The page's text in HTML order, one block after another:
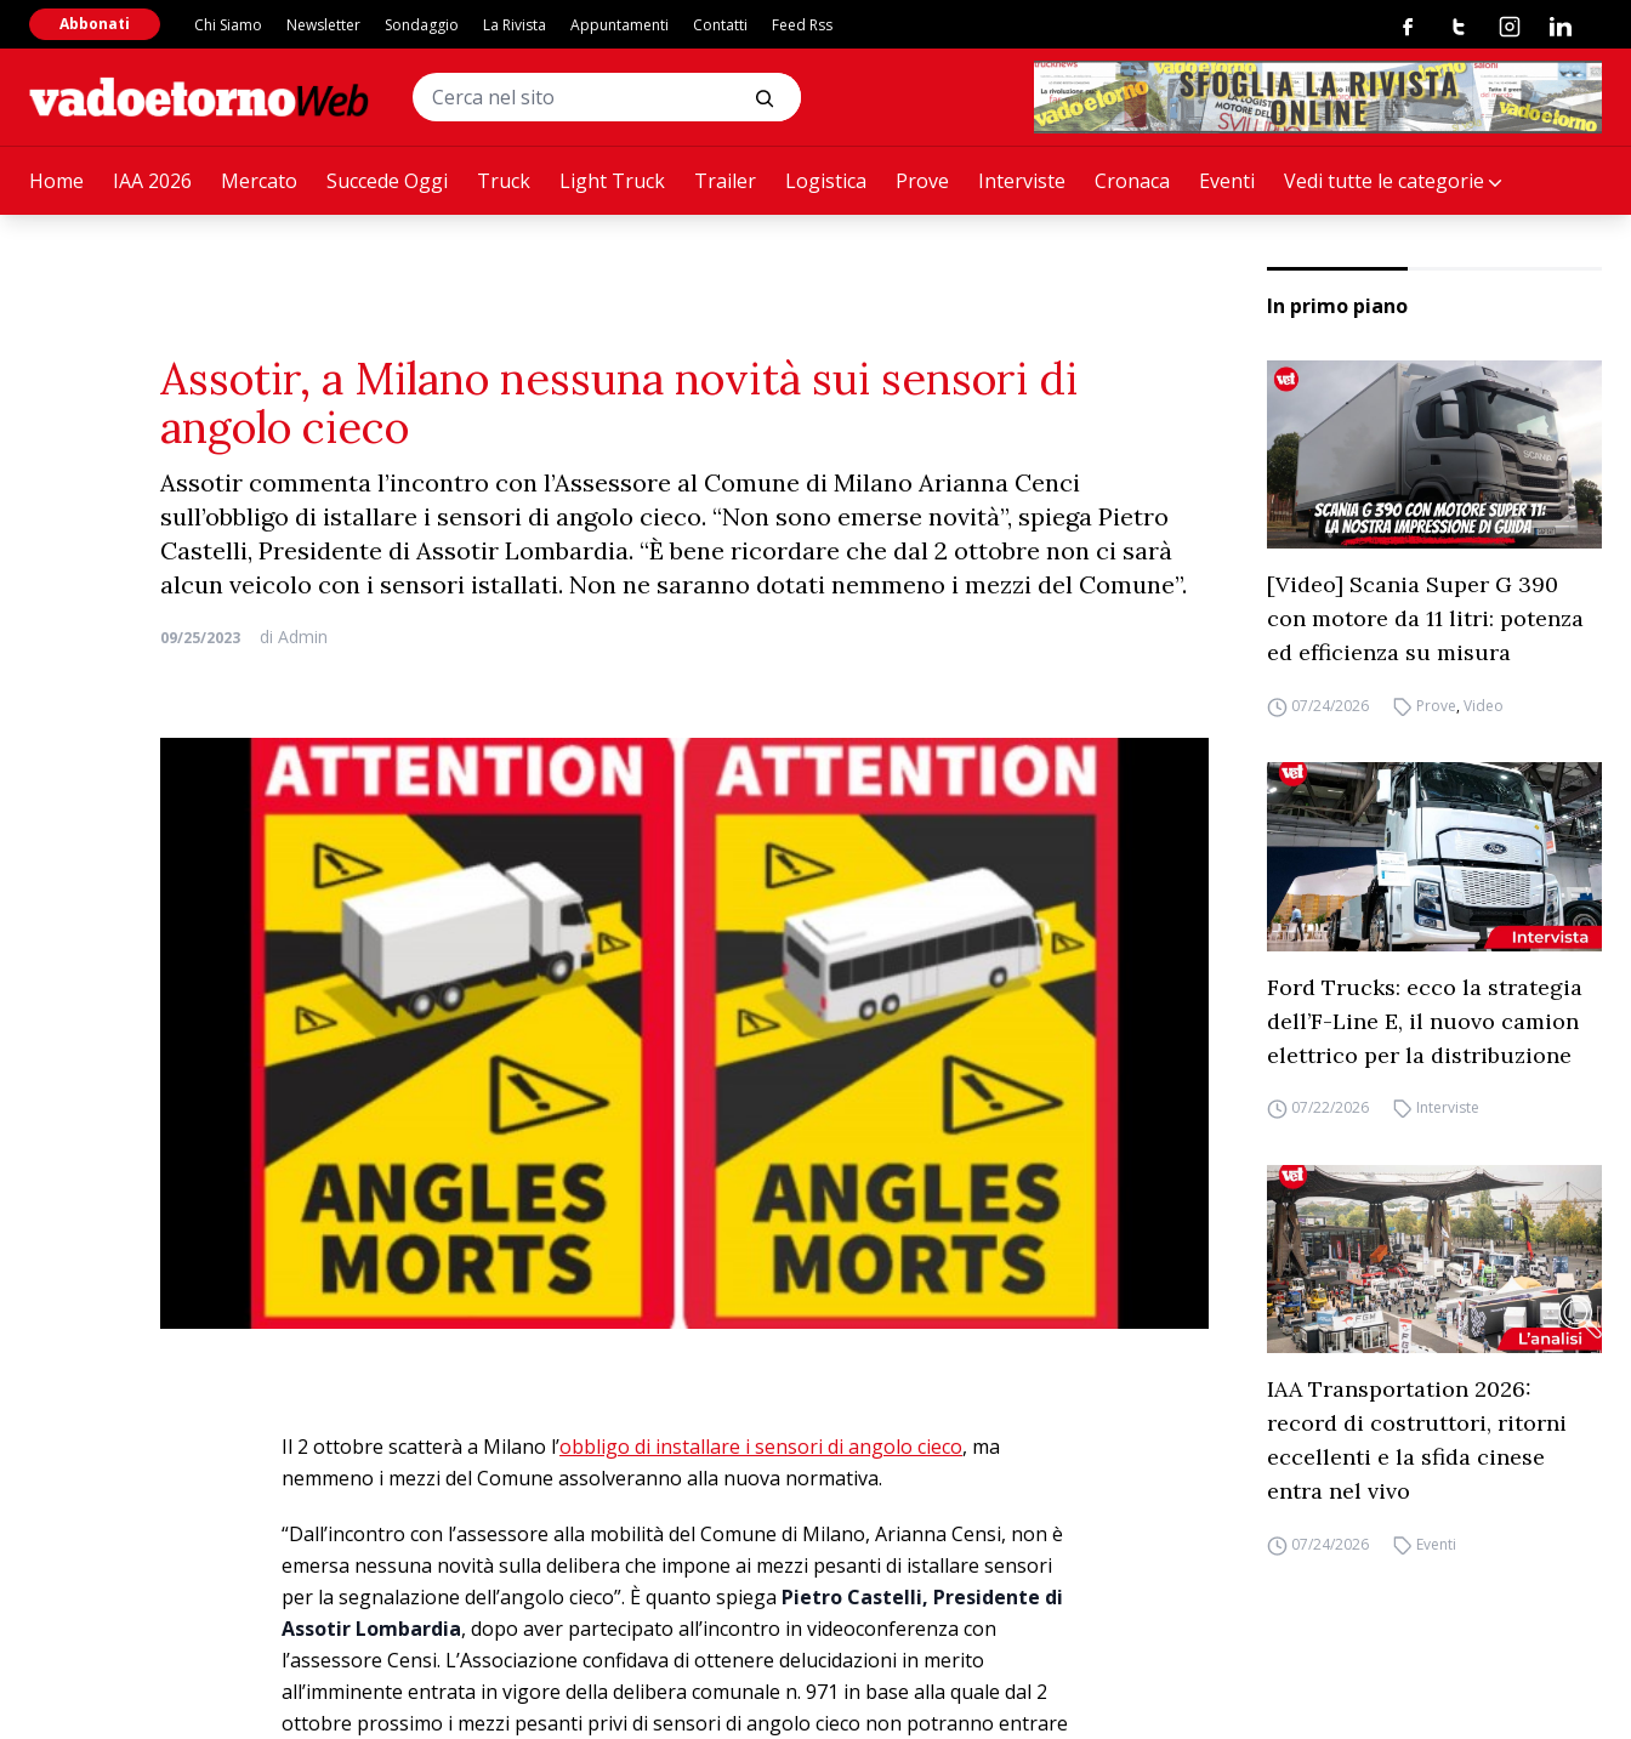
Home IAA 2026 Mercato Succede Oggi Truck Light Truck Trailer Logistica Prove Interviste Cronaca Eventi Vedi tutte le categorie
Abbonati Chi Siamo Newsletter Sondaggio La Rivista Appuntamenti Contatti Feed Rss FacebookTwitterInstagramLinkedin
Assotir, a Milano nessuna novità sui sensori di
angolo cieco
Assotir commenta l’incontro con l’Assessore al Comune di Milano Arianna Cenci
sull’obbligo di istallare i sensori di angolo cieco. “Non sono emerse novità”, spiega Pietro
Castelli, Presidente di Assotir Lombardia. “È bene ricordare che dal 2 ottobre non ci sarà
alcun veicolo con i sensori istallati. Non ne saranno dotati nemmeno i mezzi del Comune”.
09/25/2023 di Admin
Il 2 ottobre scatterà a Milano l’obbligo di installare i sensori di angolo cieco, ma
nemmeno i mezzi del Comune assolveranno alla nuova normativa.
“Dall’incontro con l’assessore alla mobilità del Comune di Milano, Arianna Censi, non è
emersa nessuna novità sulla delibera che impone ai mezzi pesanti di istallare sensori
per la segnalazione dell’angolo cieco”. È quanto spiega Pietro Castelli, Presidente di
Assotir Lombardia, dopo aver partecipato all’incontro in videoconferenza con
l’assessore Censi. L’Associazione confidava di ottenere delucidazioni in merito
all’imminente entrata in vigore della delibera comunale n. 971 in base alla quale dal 2
ottobre prossimo i mezzi pesanti privi di sensori di angolo cieco non potranno entrare
In primo piano
[Video] Scania Super G 390
con motore da 11 litri: potenza
ed efficienza su misura
07/24/2026 Prove,Video
Ford Trucks: ecco la strategia
dell’F-Line E, il nuovo camion
elettrico per la distribuzione
07/22/2026 Interviste
IAA Transportation 2026:
record di costruttori, ritorni
eccellenti e la sfida cinese
entra nel vivo
07/24/2026 Eventi